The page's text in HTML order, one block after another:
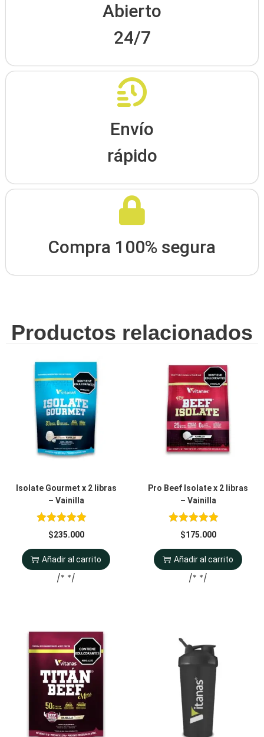
Abierto
24/7
Envío
rápido
Compra 100% segura
Productos relacionados
Isolate Gourmet x 2 libras
– Vainilla
$235.000
Añadir al carrito
/* */
Pro Beef Isolate x 2 libras
– Vainilla
$175.000
Añadir al carrito
/* */